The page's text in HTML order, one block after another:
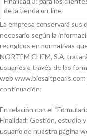
de la tienda on-line
La empresa conservará sus
necesario según la
recogidos en normativas
NORTEM CHEM, S.A.
usuarios a través de los
web
continuación:
En relación con el
Finalidad: Gestión, estudio
usuario de nuestra página